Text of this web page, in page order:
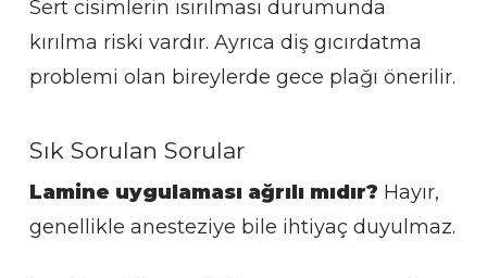
Sert cisimlerin ısırılması durumunda
kırılma riski vardır. Ayrıca diş gıcırdatma
problemi olan bireylerde gece plağı önerilir.
Sık Sorulan Sorular
Lamine uygulaması ağrılı mıdır? Hayır,
genellikle anesteziye bile ihtiyaç duyulmaz.